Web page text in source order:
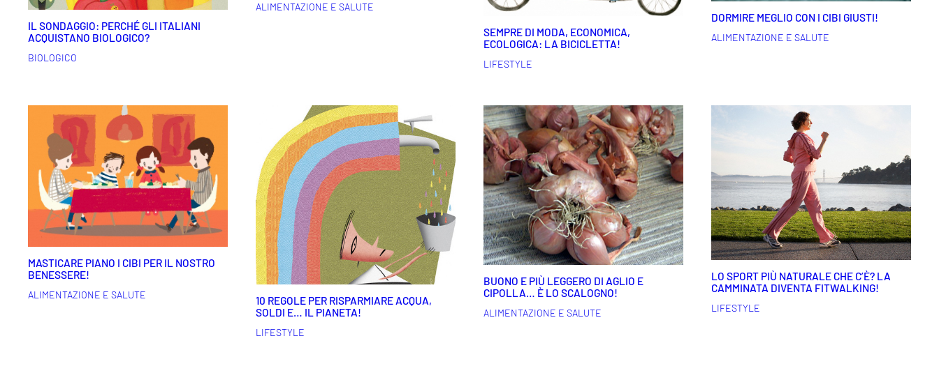
IL SONDAGGIO: PERCHÉ GLI ITALIANI
ACQUISTANO BIOLOGICO?
BIOLOGICO
ALIMENTAZIONE E SALUTE
SEMPRE DI MODA, ECONOMICA,
ECOLOGICA: LA BICICLETTA!
LIFESTYLE
DORMIRE MEGLIO CON I CIBI GIUSTI!
ALIMENTAZIONE E SALUTE
MASTICARE PIANO I CIBI PER IL NOSTRO
BENESSERE!
ALIMENTAZIONE E SALUTE
10 REGOLE PER RISPARMIARE ACQUA,
SOLDI E… IL PIANETA!
LIFESTYLE
BUONO E PIÙ LEGGERO DI AGLIO E
CIPOLLA… È LO SCALOGNO!
ALIMENTAZIONE E SALUTE
LO SPORT PIÙ NATURALE CHE C’È? LA
CAMMINATA DIVENTA FITWALKING!
LIFESTYLE